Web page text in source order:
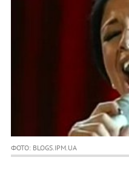
ФОТО: BLOGS.IPM.UA